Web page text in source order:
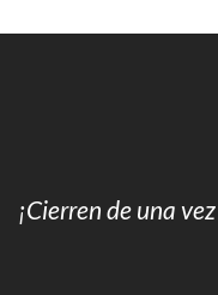
¡Cierren de una